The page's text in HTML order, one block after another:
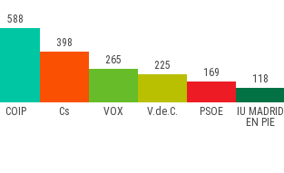
COIP Cs VOX V.de.C. PSOE
IU MADRID
EN PIE
588
398
265
225
169 118